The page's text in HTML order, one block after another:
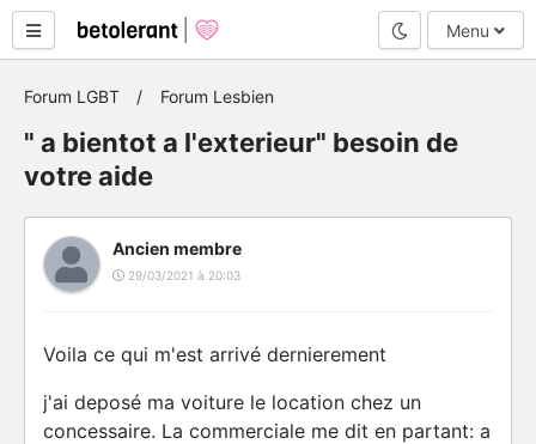
Mode nuit
Menu
Forum LGBT Forum Lesbien
" a bientot a l'exterieur" besoin de
votre aide
Ancien membre
29/03/2021 à 20:03
Voila ce qui m'est arrivé dernierement
j'ai deposé ma voiture le location chez un
concessaire. La commerciale me dit en partant: a